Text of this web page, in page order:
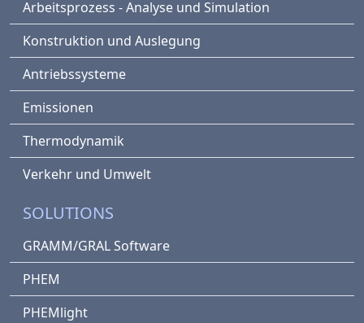
Arbeitsprozess - Analyse und Simulation
Konstruktion und Auslegung
Antriebssysteme
Emissionen
Thermodynamik
Verkehr und Umwelt
SOLUTIONS
GRAMM/GRAL Software
PHEM
PHEMlight